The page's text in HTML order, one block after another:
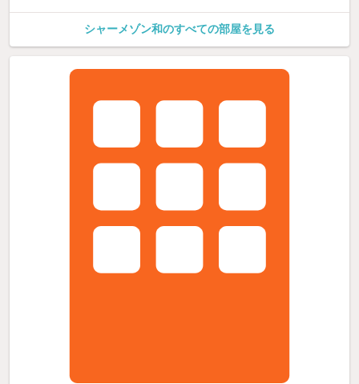
シャーメゾン和のすべての部屋を見る